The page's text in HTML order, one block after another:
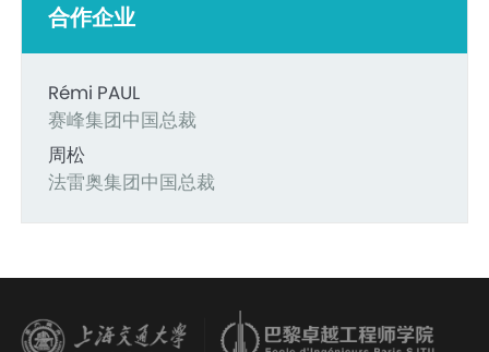
合作企业
Rémi PAUL
赛峰集团中国总裁
周松
法雷奥集团中国总裁